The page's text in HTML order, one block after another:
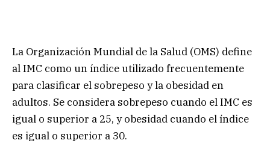
La Organización Mundial de la Salud (OMS) define
al IMC como un índice utilizado frecuentemente
para clasificar el sobrepeso y la obesidad en
adultos. Se considera sobrepeso cuando el IMC es
igual o superior a 25, y obesidad cuando el índice
es igual o superior a 30.